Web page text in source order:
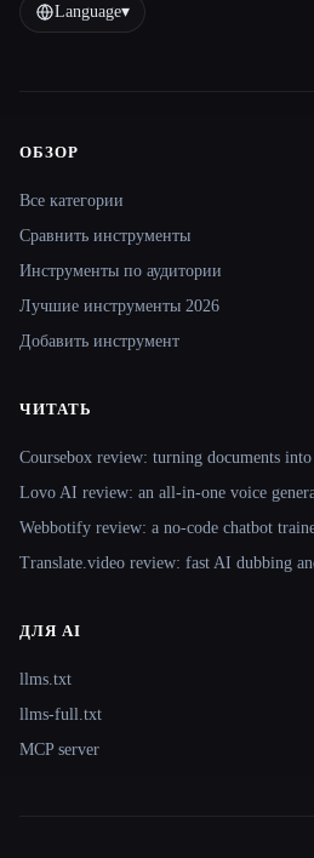
Language▾
Site navigation
ОБЗОР
Все категории
Сравнить инструменты
Инструменты по аудитории
Лучшие инструменты 2026
Добавить инструмент
ЧИТАТЬ
Coursebox review: turning documents
Lovo AI review: an all-in-one voice
Webbotify review: a no-code chatbot
Translate.video review: fast AI dubbing
ДЛЯ AI
llms.txt
llms-full.txt
MCP server